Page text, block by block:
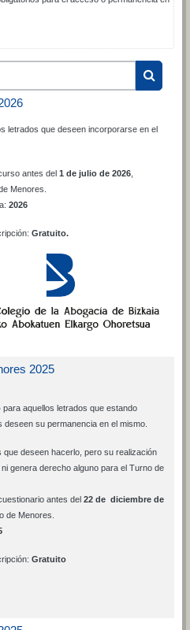
Buscar
letrados que deseen incorporarse en el
antes del 1 de julio de 2026,
Menores.
2026
Gratuito.
2025
para aquellos letrados que estando
su permanencia en el mismo.
deseen hacerlo, pero su realización
genera derecho alguno para el Turno de
antes del 22 de diciembre de
de Menores.
Gratuito